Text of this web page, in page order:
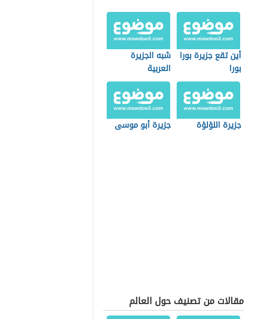
أين تقع جزيرة بورا
بورا
شبه الجزيرة
العربية
جزيرة اللؤلؤة جزيرة أبو موسى
مقالات من تصنيف حول العالم